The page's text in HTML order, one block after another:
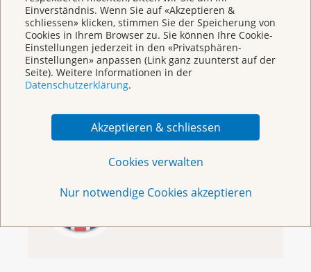
Einverständnis. Wenn Sie auf «Akzeptieren &
schliessen» klicken, stimmen Sie der Speicherung von
Cookies in Ihrem Browser zu. Sie können Ihre Cookie-
Einstellungen jederzeit in den «Privatsphären-
Einstellungen» anpassen (Link ganz zuunterst auf der
Seite). Weitere Informationen in der
Datenschutzerklärung.
Akzeptieren & schliessen
Cookies verwalten
Nur notwendige Cookies akzeptieren
Unsere Screening-
Programme
Welcome to the
Cancer League